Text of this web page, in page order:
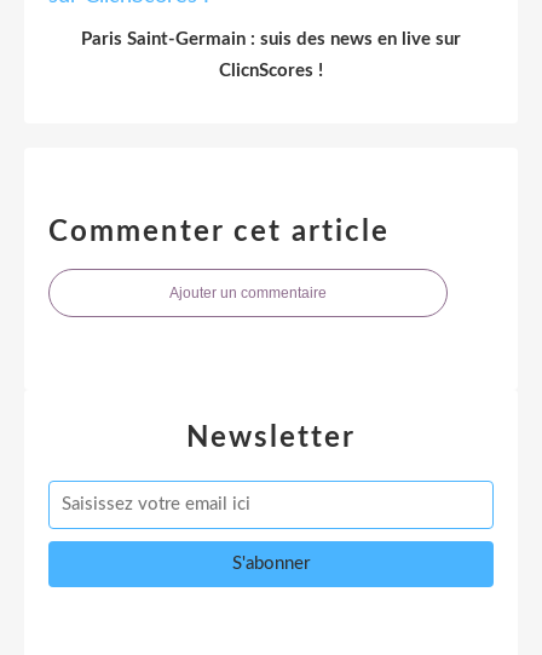
Paris Saint-Germain : suis des news en live sur
ClicnScores !
Commenter cet article
Ajouter un commentaire
Newsletter